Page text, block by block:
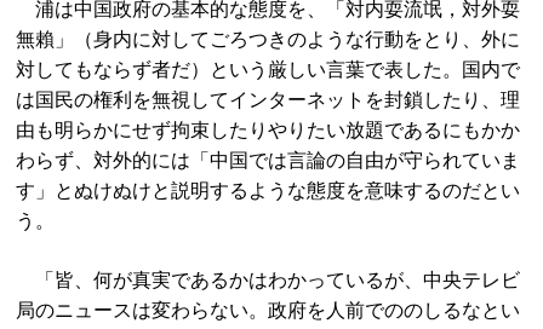
浦は中国政府の基本的な態度を、「対内耍流氓，対外耍
無賴」（身内に対してごろつきのような行動をとり、外に
対してもならず者だ）という厳しい言葉で表した。国内で
は国民の権利を無視してインターネットを封鎖したり、理
由も明らかにせず拘束したりやりたい放題であるにもかか
わらず、対外的には「中国では言論の自由が守られていま
す」とぬけぬけと説明するような態度を意味するのだとい
う。
「皆、何が真実であるかはわかっているが、中央テレビ
局のニュースは変わらない。政府を人前でののしるなとい